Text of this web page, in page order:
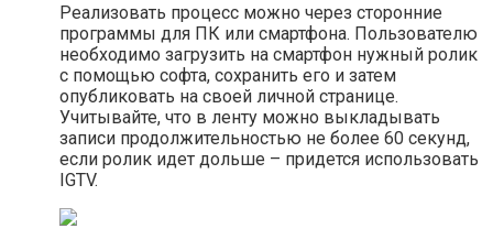
Реализовать процесс можно через сторонние
программы для ПК или смартфона. Пользователю
необходимо загрузить на смартфон нужный ролик
с помощью софта, сохранить его и затем
опубликовать на своей личной странице.
Учитывайте, что в ленту можно выкладывать
записи продолжительностью не более 60 секунд,
если ролик идет дольше – придется использовать
IGTV.